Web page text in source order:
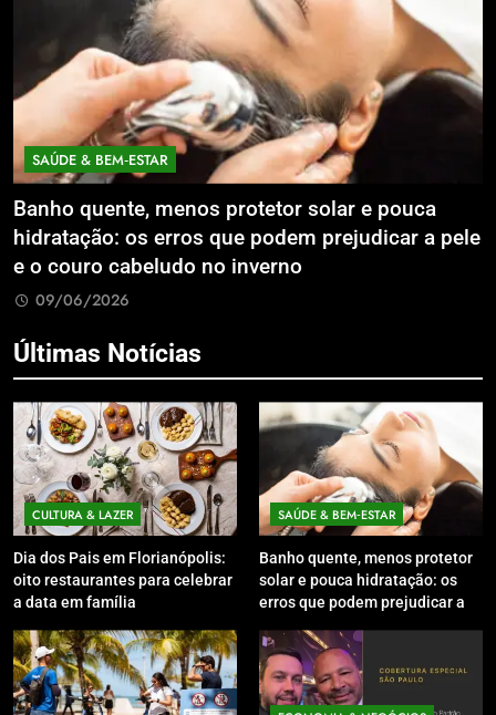
SAÚDE & BEM‑ESTAR
Banho quente, menos protetor solar e pouca
hidratação: os erros que podem prejudicar a pele
e o couro cabeludo no inverno
09/06/2026
Últimas Notícias
CULTURA & LAZER
Dia dos Pais em Florianópolis:
oito restaurantes para celebrar
a data em família
SAÚDE & BEM‑ESTAR
Banho quente, menos protetor
solar e pouca hidratação: os
erros que podem prejudicar a
inverno